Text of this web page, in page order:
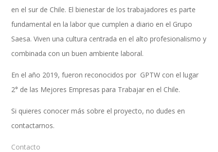
Performance and Goals
Recruiting and Onboarding
SAP JAM
en el sur de Chile. El bienestar de los trabajadores es parte
fundamental en la labor que cumplen a diario en el Grupo
Saesa. Viven una cultura centrada en el alto profesionalismo y
combinada con un buen ambiente laboral.
En el año 2019, fueron reconocidos por GPTW con el lugar
2° de las Mejores Empresas para Trabajar en el Chile.
Si quieres conocer más sobre el proyecto, no dudes en
contactarnos.
Contacto